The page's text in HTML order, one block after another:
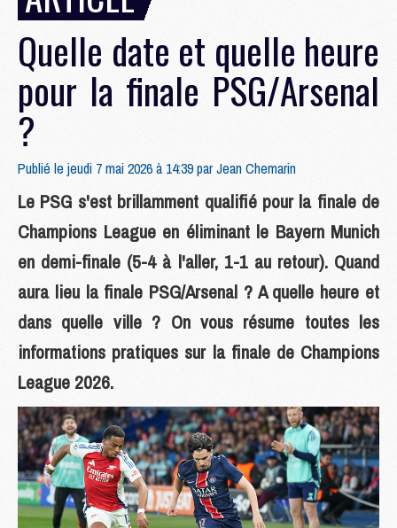
Quelle date et quelle heure
pour la finale PSG/Arsenal
?
Publié le jeudi 7 mai 2026 à 14:39 parJean Chemarin
Le PSG s'est brillamment qualifié pour la finale de
Champions League en éliminant le Bayern Munich
en demi-finale (5-4 à l'aller, 1-1 au retour). Quand
aura lieu la finale PSG/Arsenal ? A quelle heure et
dans quelle ville ? On vous résume toutes les
informations pratiques sur la finale de Champions
League 2026.